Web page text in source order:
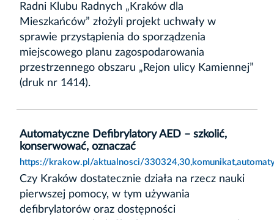
Radni Klubu Radnych „Kraków dla
Mieszkańców” złożyli projekt uchwały w
sprawie przystąpienia do sporządzenia
miejscowego planu zagospodarowania
przestrzennego obszaru „Rejon ulicy Kamiennej”
(druk nr 1414).
Automatyczne Defibrylatory AED – szkolić,
konserwować, oznaczać
https://krakow.pl/aktualnosci/
Czy Kraków dostatecznie działa na rzecz nauki
pierwszej pomocy, w tym używania
defibrylatorów oraz dostępności